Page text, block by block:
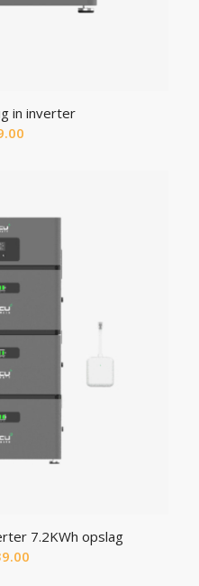
in inverter
7.2KWh opslag